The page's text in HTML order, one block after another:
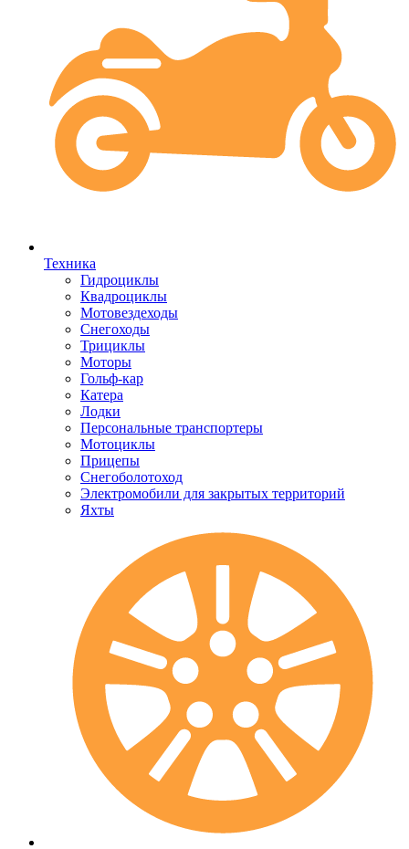
Техника
Гидроциклы
Квадроциклы
Мотовездеходы
Снегоходы
Трициклы
Моторы
Гольф-кар
Катера
Лодки
Персональные транспортеры
Мотоциклы
Прицепы
Снегоболотоход
Электромобили для закрытых территорий
Яхты